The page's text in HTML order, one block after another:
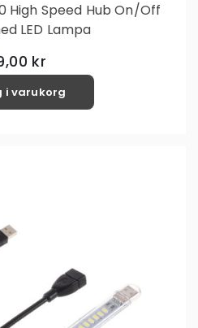
High Speed Hub On/Off
LED Lampa
kr
i varukorg